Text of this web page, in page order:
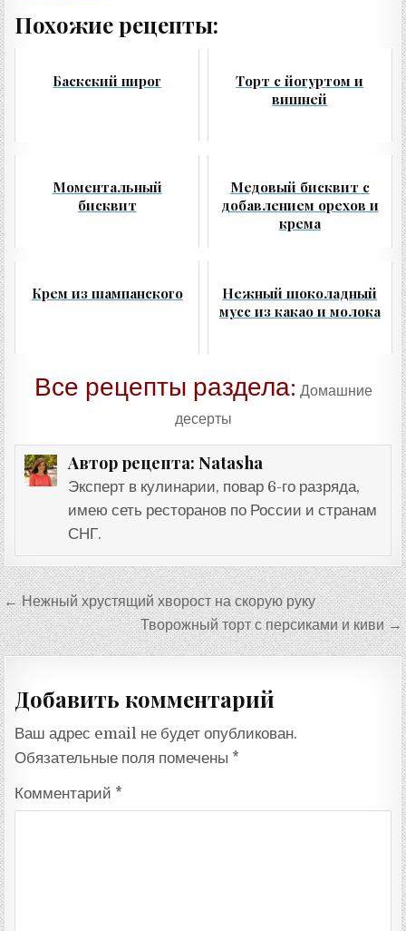
Похожие рецепты:
Баскский пирог
Торт с йогуртом и
вишней
Моментальный
бисквит
Медовый бисквит с
добавлением орехов и
крема
Крем из шампанского
Нежный шоколадный
мусс из какао и молока
Все рецепты раздела: Домашние
десерты
Автор рецепта: Natasha
Эксперт в кулинарии, повар 6-го разряда,
имею сеть ресторанов по России и странам
СНГ.
Навигация
по
записям
← Нежный хрустящий хворост на скорую руку
Творожный торт с персиками и киви →
Добавить комментарий
Ваш адрес email не будет опубликован.
Обязательные поля помечены *
Комментарий *